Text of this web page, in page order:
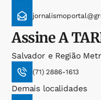
AssineA
Salvador e Região
(71) 2886-1613
Demais localidades